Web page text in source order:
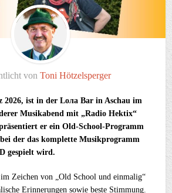
von Toni Hötzelsperger
2026, ist in der Lола Bar in Aschau im
Musikabend mit „Radio Hektix“
er ein Old-School-Programm
der das komplette Musikprogramm
gespielt wird.
Zeichen von „Old School und einmalig“
Erinnerungen sowie beste Stimmung.